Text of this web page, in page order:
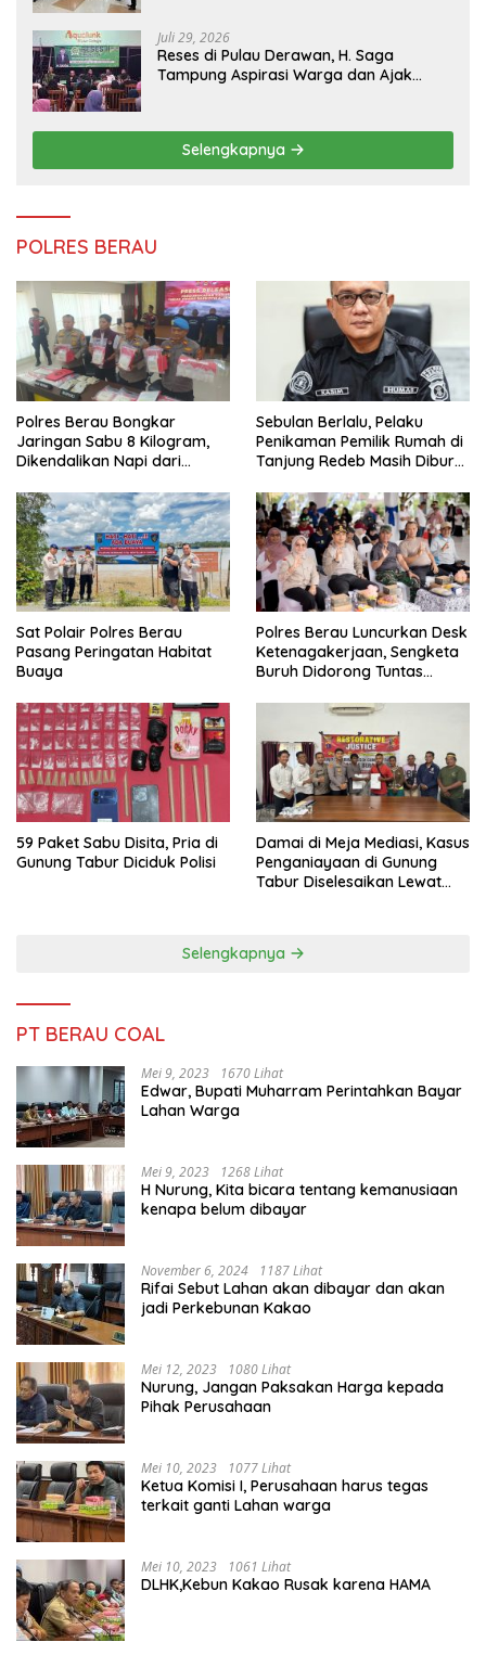
Juli 29, 2026
Reses di Pulau Derawan, H. Saga
Tampung Aspirasi Warga dan Ajak
Selengkapnya
POLRES BERAU
Polres Berau Bongkar
Jaringan Sabu 8 Kilogram,
Dikendalikan Napi dari
Sebulan Berlalu, Pelaku
Penikaman Pemilik Rumah di
Tanjung Redeb Masih Diburu
Sat Polair Polres Berau
Pasang Peringatan Habitat
Buaya
Polres Berau Luncurkan Desk
Ketenagakerjaan, Sengketa
Buruh Didorong Tuntas
59 Paket Sabu Disita, Pria di
Gunung Tabur Diciduk Polisi
Damai di Meja Mediasi, Kasus
Penganiayaan di Gunung
Tabur Diselesaikan Lewat
Selengkapnya
PT BERAU COAL
Mei 9, 2023 1670 Lihat
Edwar, Bupati Muharram Perintahkan Bayar
Lahan Warga
Mei 9, 2023 1268 Lihat
H Nurung, Kita bicara tentang kemanusiaan
kenapa belum dibayar
November 6, 2024 1187 Lihat
Rifai Sebut Lahan akan dibayar dan akan
jadi Perkebunan Kakao
Mei 12, 2023 1080 Lihat
Nurung, Jangan Paksakan Harga kepada
Pihak Perusahaan
Mei 10, 2023 1077 Lihat
Ketua Komisi I, Perusahaan harus tegas
terkait ganti Lahan warga
Mei 10, 2023 1061 Lihat
DLHK,Kebun Kakao Rusak karena HAMA